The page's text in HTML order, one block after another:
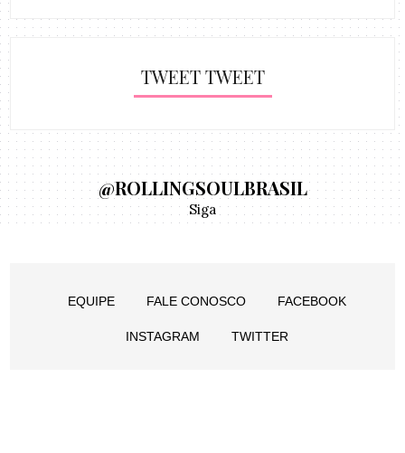
TWEET TWEET
@ROLLINGSOULBRASIL
Siga
EQUIPE FALE CONOSCO FACEBOOK
INSTAGRAM TWITTER